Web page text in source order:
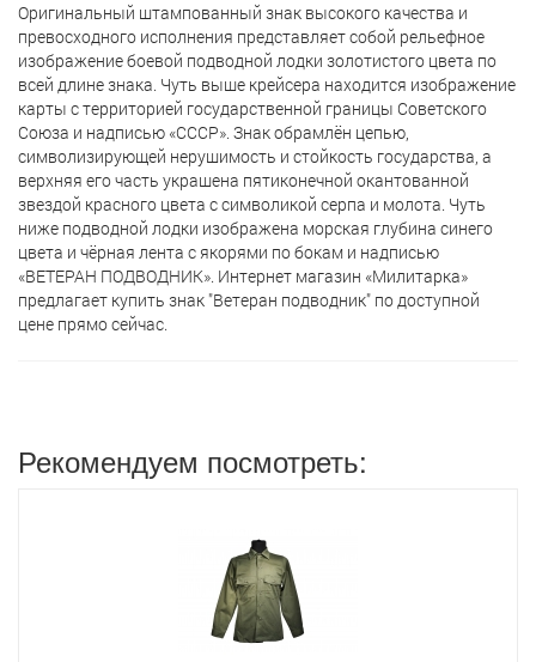
Оригинальный штампованный знак высокого качества и
превосходного исполнения представляет собой рельефное
изображение боевой подводной лодки золотистого цвета по
всей длине знака. Чуть выше крейсера находится изображение
карты с территорией государственной границы Советского
Союза и надписью «СССР». Знак обрамлён цепью,
символизирующей нерушимость и стойкость государства, а
верхняя его часть украшена пятиконечной окантованной
звездой красного цвета с символикой серпа и молота. Чуть
ниже подводной лодки изображена морская глубина синего
цвета и чёрная лента с якорями по бокам и надписью
«ВЕТЕРАН ПОДВОДНИК». Интернет магазин «Милитарка»
предлагает кyпить знак "Ветеран подводник" по доступной
цене прямо сейчас.
Рекомендуем посмотреть: